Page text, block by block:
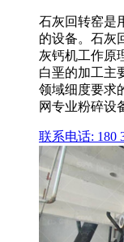
石灰回转窑是
的设备。石灰
灰钙机工作原
白垩的加工主
领域细度要求
网专业粉碎设
联系电话: 180